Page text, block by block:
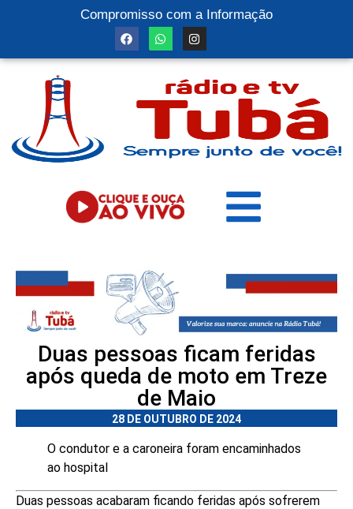
Compromisso com a Informação
Duas pessoas ficam feridas
após queda de moto em Treze
de Maio
28 DE OUTUBRO DE 2024
O condutor e a caroneira foram encaminhados
ao hospital
Duas pessoas acabaram ficando feridas após sofrerem